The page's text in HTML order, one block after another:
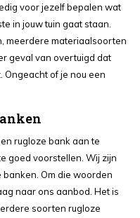
voor jezelf bepalen wat
in jouw tuin gaat staan.
meerdere materiaalsoorten
geval van overtuigd dat
Ongeacht of je nou een
rugloze bank aan te
goed voorstellen. Wij zijn
Om die woorden
naar ons aanbod. Het is
soorten rugloze